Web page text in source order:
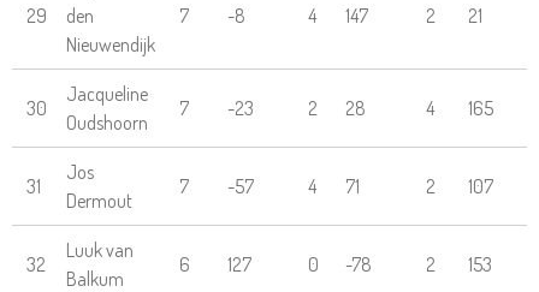
29
den
Nieuwendijk
7 -8 4 147 2 21
30
Jacqueline
Oudshoorn
7 -23 2 28 4 165
31
Jos
Dermout
7 -57 4 71 2 107
32
Luuk van
Balkum
6 127 0 -78 2 153